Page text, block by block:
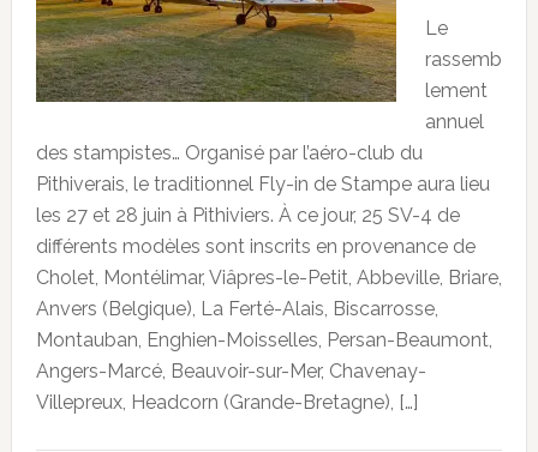
Le
rassemb
lement
annuel
des stampistes… Organisé par l’aéro-club du
Pithiverais, le traditionnel Fly-in de Stampe aura lieu
les 27 et 28 juin à Pithiviers. À ce jour, 25 SV-4 de
différents modèles sont inscrits en provenance de
Cholet, Montélimar, Viâpres-le-Petit, Abbeville, Briare,
Anvers (Belgique), La Ferté-Alais, Biscarrosse,
Montauban, Enghien-Moisselles, Persan-Beaumont,
Angers-Marcé, Beauvoir-sur-Mer, Chavenay-
Villepreux, Headcorn (Grande-Bretagne), […]